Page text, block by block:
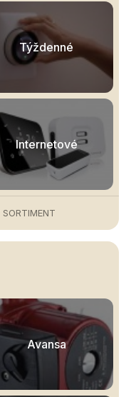
Týždenné
Internetové
Avansa